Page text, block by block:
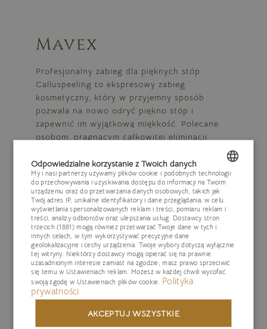
Mavex
Profesjonalny zabieg dla pięknych stóp.
Calluspeeling to ekspresowy zabieg
kosmetyczny, który w przyjemny sposób
pozwala na nowo odryć piękno stóp i
zapewnić im wyjątkową miękkość. Polecane
osobom, pragnącym całkowitej eliminacji
Zamknij
POLISH
ENGLISH
GERMAN
CZECH
Odpowiedzialne korzystanie z Twoich danych
My i nasi partnerzy używamy plików cookie i podobnych technologii
do przechowywania i uzyskiwania dostępu do informacji na Twoim
urządzeniu oraz do przetwarzania danych osobowych, takich jak
Twój adres IP, unikalne identyfikatory i dane przeglądania, w celu
wyświetlania spersonalizowanych reklam i treści, pomiaru reklam i
treści, analizy odbiorców oraz ulepszania usług. Dostawcy stron
trzecich (1881)mogą również przetwarzać Twoje dane w tych i
innych celach, w tym wykorzystywać precyzyjne dane
geolokalizacyjne i cechy urządzenia. Twoje wybory dotyczą wyłącznie
tej witryny. Niektórzy dostawcy mogą opierać się na prawnie
uzasadnionym interesie zamiast na zgodzie; masz prawo sprzeciwić
się temu w Ustawieniach reklam . Możesz w każdej chwili wycofać
swoją zgodę w Ustawieniach plików cookie Polityka
prywatności
AKCEPTUJ WSZYSTKIE